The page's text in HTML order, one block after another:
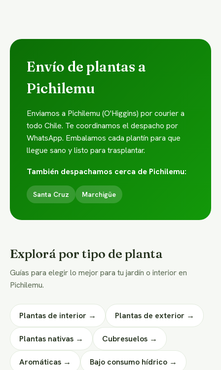
Envío de plantas a
Pichilemu
Enviamos a Pichilemu (O'Higgins) por courier a
todo Chile. Te coordinamos el despacho por
WhatsApp. Embalamos cada plantín para que
llegue sano y listo para trasplantar.
También despachamos cerca de Pichilemu:
Santa Cruz Marchigüe
Explorá por tipo de planta
Guías para elegir lo mejor para tu jardín o interior en
Pichilemu.
Plantas de interior → Plantas de exterior →
Plantas nativas → Cubresuelos →
Aromáticas → Bajo consumo hídrico →